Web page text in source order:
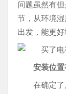
问题虽然有
节，从环境
出发，能更好
安装位
在确定